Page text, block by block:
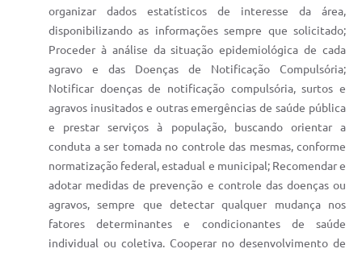
organizar dados estatísticos de interesse da área,
disponibilizando as informações sempre que solicitado;
Proceder à análise da situação epidemiológica de cada
agravo e das Doenças de Notificação Compulsória;
Notificar doenças de notificação compulsória, surtos e
agravos inusitados e outras emergências de saúde pública
e prestar serviços à população, buscando orientar a
conduta a ser tomada no controle das mesmas, conforme
normatização federal, estadual e municipal; Recomendar e
adotar medidas de prevenção e controle das doenças ou
agravos, sempre que detectar qualquer mudança nos
fatores determinantes e condicionantes de saúde
individual ou coletiva. Cooperar no desenvolvimento de